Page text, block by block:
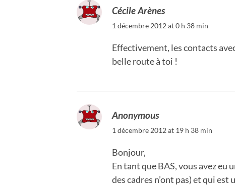
Cécile Arènes
1 décembre 2012 at 0 h 38 min
Effectivement, les contacts
belle route à toi !
Anonymous
1 décembre 2012 at 19 h 38 min
Bonjour,
En tant que BAS, vous avez eu
des cadres n’ont pas) et qui est